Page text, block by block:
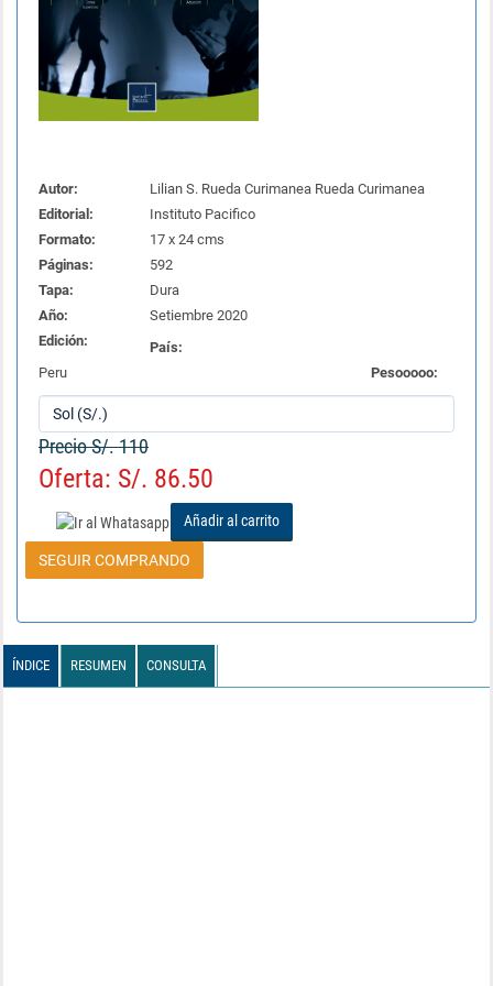
Autor:
Lilian S. Rueda Curimanea Rueda Curimanea
Editorial:
Instituto Pacifico
Formato:
17 x 24 cms
Páginas:
592
Tapa:
Dura
Año:
Setiembre 2020
Edición:
País:
Peru
Pesooooo:
Precio S/. 110
Oferta: S/. 86.50
Añadir al carrito
SEGUIR COMPRANDO
ÍNDICE RESUMEN CONSULTA